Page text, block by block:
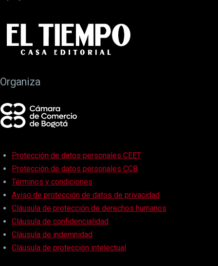
Organiza
Protección de datos personales CEET
Protección de datos personales CCB
Términos y condiciones
Aviso de protección de datos de privacidad
Cláusula de protección de derechos humanos
Cláusula de confidencialidad
Cláusula de indemnidad
Cláusula de protección intelectual